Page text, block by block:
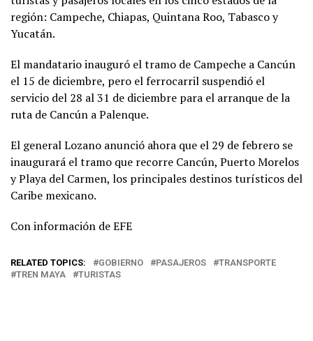
región: Campeche, Chiapas, Quintana Roo, Tabasco y
Yucatán.
El mandatario inauguró el tramo de Campeche a Cancún
el 15 de diciembre, pero el ferrocarril suspendió el
servicio del 28 al 31 de diciembre para el arranque de la
ruta de Cancún a Palenque.
El general Lozano anunció ahora que el 29 de febrero se
inaugurará el tramo que recorre Cancún, Puerto Morelos
y Playa del Carmen, los principales destinos turísticos del
Caribe mexicano.
Con información de EFE
RELATED TOPICS: GOBIERNO PASAJEROS
TRANSPORTE
TREN MAYA
TURISTAS